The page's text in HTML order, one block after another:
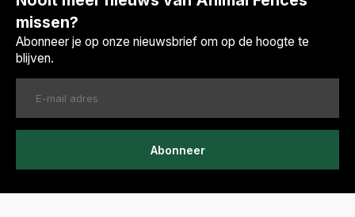
missen?
Abonneer je op onze nieuwsbrief om op de hoogte te
blijven.
Abonneer